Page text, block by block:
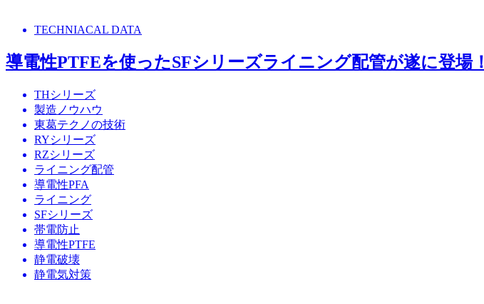
TECHNIACAL DATA
導電性PTFEを使ったSFシリーズライニング配管が遂に登場！
THシリーズ
製造ノウハウ
東葛テクノの技術
RYシリーズ
RZシリーズ
ライニング配管
導電性PFA
ライニング
SFシリーズ
帯電防止
導電性PTFE
静電破壊
静電気対策